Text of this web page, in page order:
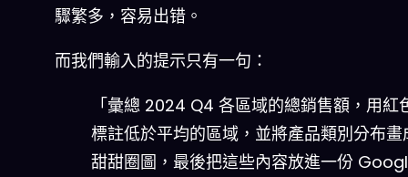
驟繁多，容易出错。
而我們輸入的提示只有一句：
「彙總 2024 Q4 各區域的總銷售額，用紅
標註低於平均的區域，並將產品類別分布畫
甜甜圈圖，最後把這些內容放進一份